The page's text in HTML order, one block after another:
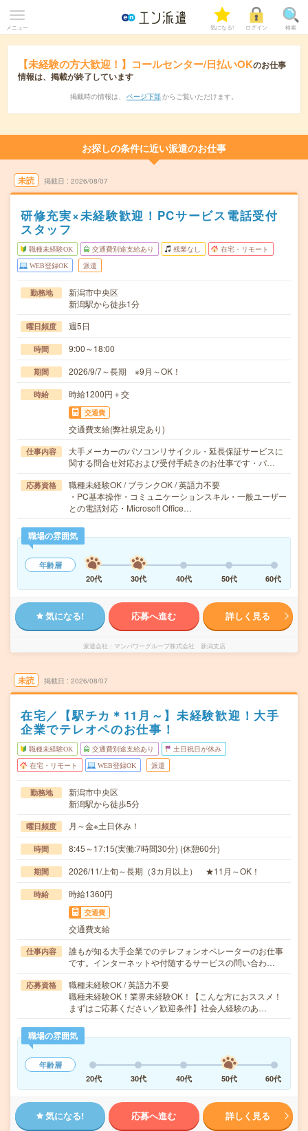
メニュー 気になる! ログイン 検索
【未経験の方大歓迎！】コールセンター/日払いOKのお仕事
情報は、掲載が終了しています
掲載時の情報は、 ページ下部 からご覧いただけます。
お探しの条件に近い派遣のお仕事
未読 掲載日 2026/08/07
研修充実×未経験歓迎！PCサービス電話受付
スタッフ
職種未経験OK 交通費別途支給あり 残業なし 在宅・リモート
WEB登録OK 派遣
勤務地
新潟市中央区
新潟駅から徒歩1分
曜日頻度 週5日
時間 9:00～18:00
期間 2026/9/7～長期 ※9月～OK！
時給 時給1200円＋交
交通費
交通費支給(弊社規定あり)
仕事内容
大手メーカーのパソコンリサイクル・延長保証サービスに
関する問合せ対応および受付手続きのお仕事です・パ…
応募資格
職種未経験OK / ブランクOK / 英語力不要
・PC基本操作・コミュニケーションスキル・一般ユーザー
との電話対応・Microsoft Office…
職場の雰囲気
年齢層
20代
30代 40代 50代 60代
気になる! 応募へ進む 詳しく見る
派遣会社 マンパワーグループ株式会社 新潟支店
未読 掲載日 2026/08/07
在宅／【駅チカ＊11月～】未経験歓迎！大手
企業でテレオペのお仕事！
職種未経験OK 交通費別途支給あり 土日祝日が休み
在宅・リモート WEB登録OK 派遣
勤務地
新潟市中央区
新潟駅から徒歩5分
曜日頻度 月～金※土日休み！
時間 8:45～17:15(実働:7時間30分) (休憩60分)
期間 2026/11/上旬～長期（3カ月以上） ★11月～OK！
時給 時給1360円
交通費
交通費支給
仕事内容
誰もが知る大手企業でのテレフォンオペレーターのお仕事
です。インターネットや付随するサービスの問い合わ…
応募資格
職種未経験OK / 英語力不要
職種未経験OK！業界未経験OK！【こんな方におススメ！
まずはご応募ください／歓迎条件】社会人経験のあ…
職場の雰囲気
年齢層
20代
30代 40代 50代 60代
気になる! 応募へ進む 詳しく見る